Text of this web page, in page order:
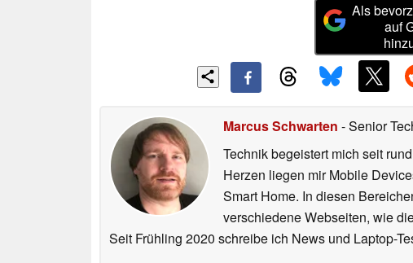
Als
auf
Marcus Schwarten - Senior
Technik begeistert mich seit
Herzen liegen mir Mobile
Smart Home. In diesen
verschiedene Webseiten, wie
Seit Frühling 2020 schreibe ich News und Laptop-